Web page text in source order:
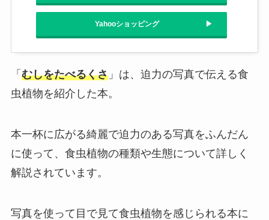
Yahooショッピング
「 むしをたべるくさ」は、迫力の写真で伝える食
虫植物を紹介した本。
本一杯に広がる綺麗で迫力のある写真をふんだん
に使って、食虫植物の種類や生態について詳しく
解説されています。
写真を使って目で見て食虫植物を感じられる本に